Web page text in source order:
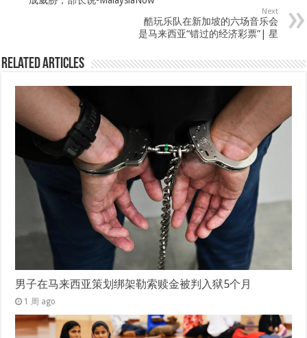
Next
酷玩乐队在新加坡的六场音乐会
是马来西亚“错过的经济彩票”| 星
Related Articles
男子在马来西亚策划绑架勒索赎金被判入狱5个月
1 周 ago